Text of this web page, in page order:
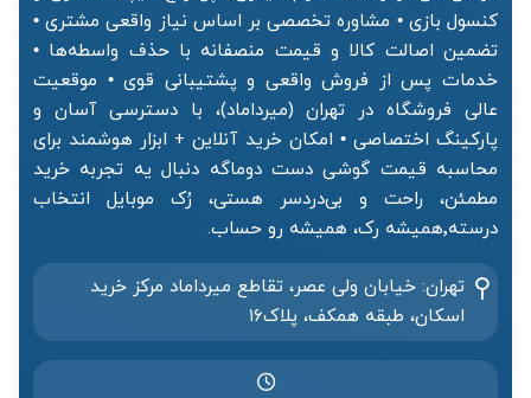
کنسول بازی • مشاوره تخصصی بر اساس نیاز واقعی مشتری •
تضمین اصالت کالا و قیمت منصفانه با حذف واسطه‌ها •
خدمات پس از فروش واقعی و پشتیبانی قوی • موقعیت
عالی فروشگاه در تهران (میرداماد)، با دسترسی آسان و
پارکینگ اختصاصی • امکان خرید آنلاین + ابزار هوشمند برای
محاسبه قیمت گوشی دست دوماگه دنبال یه تجربه خرید
مطمئن، راحت و بی‌دردسر هستی، رُک موبایل انتخاب
درسته٬همیشه رک، همیشه رو حساب.
تهران: خیابان ولی عصر، تقاطع میرداماد مرکز خرید‌
اسکان، طبقه همکف، پلاک۱۶